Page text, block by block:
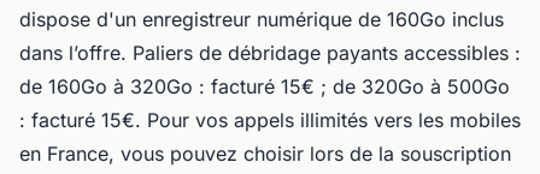
dispose d'un enregistreur numérique de 160Go inclus
dans l’offre. Paliers de débridage payants accessibles :
de 160Go à 320Go : facturé 15€ ; de 320Go à 500Go
: facturé 15€. Pour vos appels illimités vers les mobiles
en France, vous pouvez choisir lors de la souscription